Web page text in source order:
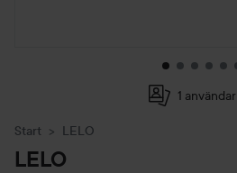
1
Start LELO
LELO